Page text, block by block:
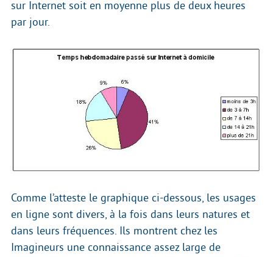
sur Internet soit en moyenne plus de deux heures
par jour.
Comme l’atteste le graphique ci-dessous, les usages
en ligne sont divers, à la fois dans leurs natures et
dans leurs fréquences. Ils montrent chez les
Imagineurs une connaissance assez large de